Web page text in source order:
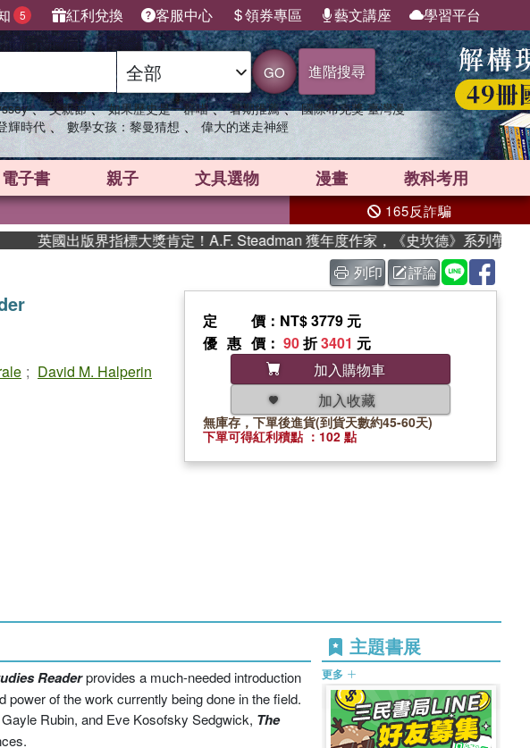
5 紅利兌換 客服中心 領券專區 藝文講座 學習平台
GO 進階搜尋
、 父親節 、 如果歷史是一群喵 、 暑期推薦 、 國際布克獎 臺灣漫
輝時代 、 數學女孩：黎曼猜想 、 偉大的迷走神經
電子書 親子 文具選物 漫畫 教科考用
165反詐騙
英國出版界指標大獎肯定！A.F. Steadman 獲年度作家，《史坎德》系列帶你踏上
列印 評論
; David M. Halperin
定價 ：NT$ 3779 元
優惠價 ： 90折3401 元
加入購物車
加入收藏
無庫存，下單後進貨(到貨天數約45-60天)
下單可得紅利積點 ：102 點
Readerprovides a much-needed introduction
of the work currently being done in the field.
Rubin, and Eve Kosofsky Sedgwick, The
主題書展
更多